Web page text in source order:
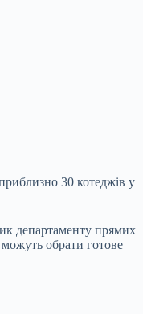
30 котеджів у
департаменту прямих
обрати готове